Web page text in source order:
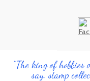
"The king of hobbies
say, stamp